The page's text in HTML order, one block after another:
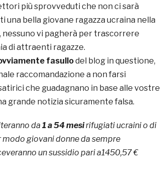
più sprovveduti che non ci sarà
una bella giovane ragazza ucraina nella
nessuno vi pagherà per trascorrere
di attraenti ragazze.
fasullodel blog in questione,
raccomandazione a non farsi
che guadagnano in base alle vostre
grande notizia sicuramente falsa.
da 1 a 54 mesirifugiati ucraini o di
giovani donne da sempre
un sussidio pari a1450,57 €